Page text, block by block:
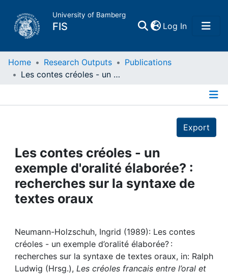
University of Bamberg
FIS Log In(current)
Home
Projects
People
Institutions
Awards
My FIS
Home Research Outputs
Publications
Les contes créoles - un exemple d'oralité élaborée? : recherches sur la syntaxe de textes oraux
Export
Les contes créoles - un
exemple d'oralité élaborée? :
recherches sur la syntaxe de
textes oraux
Neumann-Holzschuh, Ingrid (1989): Les contes
créoles - un exemple d’oralité élaborée? :
recherches sur la syntaxe de textes oraux, in: Ralph
Ludwig (Hrsg.), Les créoles francais entre l’oral et